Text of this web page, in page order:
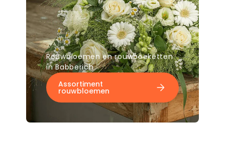
Rouwbloemen en rouwboeketten
in Babberich
Assortiment
rouwbloemen